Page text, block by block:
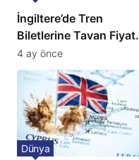
İngiltere’de Tren
Biletlerine Tavan Fiyat:
Ulaşımda Yeni
Düzenleme
4 ay önce
Dünya